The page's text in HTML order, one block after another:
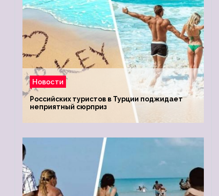
Новости
Российских туристов в Турции поджидает
неприятный сюрприз